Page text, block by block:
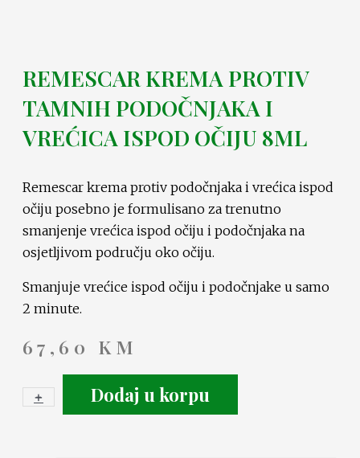
REMESCAR KREMA PROTIV
TAMNIH PODOČNJAKA I
VREĆICA ISPOD OČIJU 8ML
Remescar krema protiv podočnjaka i vrećica ispod
očiju posebno je formulisano za trenutno
smanjenje vrećica ispod očiju i podočnjaka na
osjetljivom području oko očiju.
Smanjuje vrećice ispod očiju i podočnjake u samo
2 minute.
67,60 KM
-
+ Dodaj u korpu